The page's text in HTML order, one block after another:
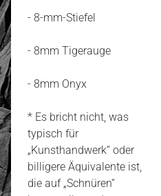
- 8-mm-Stiefel
- 8mm Tigerauge
- 8mm Onyx
* Es bricht nicht, was
typisch für
„Kunsthandwerk“ oder
billigere Äquivalente ist,
die auf „Schnüren“